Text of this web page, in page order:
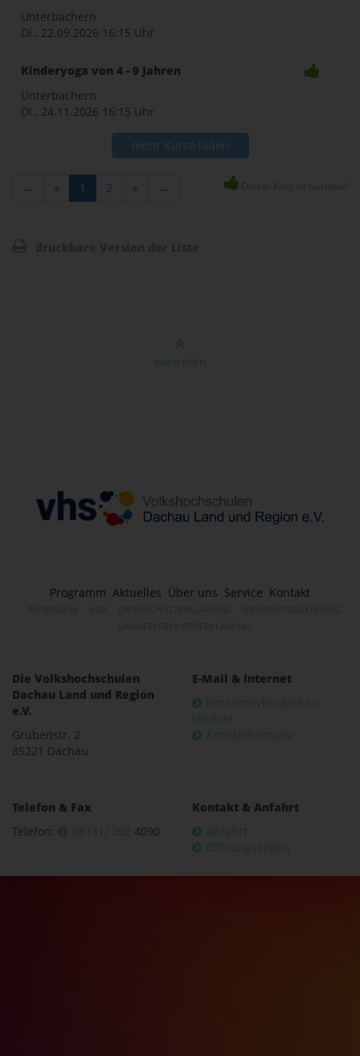
Unterbachern
Di., 22.09.2026 16:15 Uhr
Kinderyoga von 4 - 9 Jahren
Unterbachern
Di., 24.11.2026 16:15 Uhr
mehr Kurse laden
← « 1 2 » →
NACH OBEN
Programm Aktuelles Über uns Service Kontakt
Die Volkshochschulen
Dachau Land und Region
e.V.
Grubenstr. 2
85221 Dachau
E-Mail & Internet
kontakt@vhs-dachau-
land.de
Kontaktformular
Telefon & Fax
Telefon:
08131/ 292 4090
Kontakt & Anfahrt
Anfahrt
Öffnungszeiten